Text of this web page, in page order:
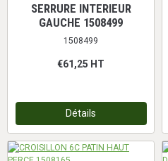
SERRURE INTERIEUR
GAUCHE 1508499
1508499
€61,25 HT
Détails